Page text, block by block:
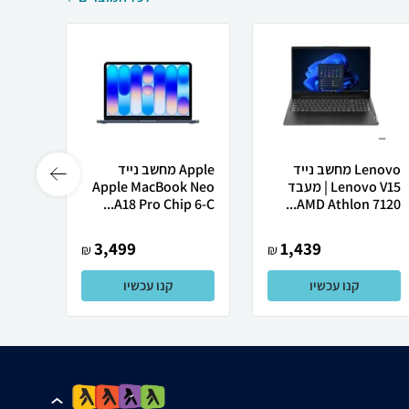
Lenovo מחשב נייד
Lenovo V15 | מעבד
AMD Athlon 7120...
1,439
₪
קנו עכשיו
Apple מחשב נייד
Apple MacBook Neo
A18 Pro Chip 6-C...
3,499
₪
קנו עכשיו